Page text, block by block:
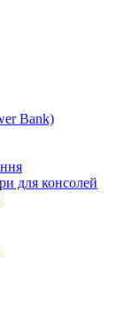
Bank)
для консолей